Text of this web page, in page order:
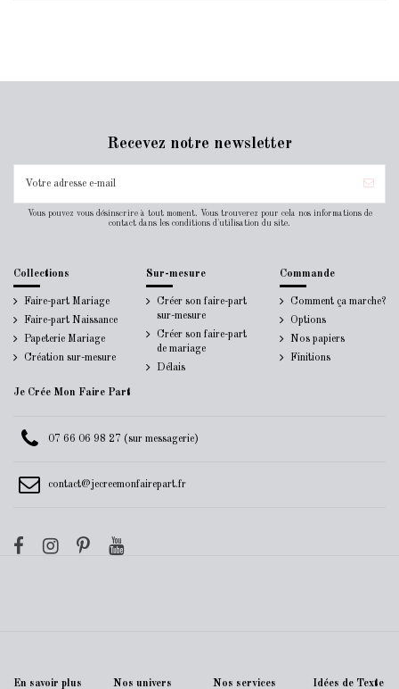
Recevez notre newsletter
Vous pouvez vous désinscrire à tout moment. Vous trouverez pour cela nos informations de
contact dans les conditions d'utilisation du site.
Collections
Faire-part Mariage
Faire-part Naissance
Papeterie Mariage
Création sur-mesure
Sur-mesure
Créer son faire-part
sur-mesure
Créer son faire-part
de mariage
Délais
Commande
Comment ça marche?
Options
Nos papiers
Finitions
Je Crée Mon Faire Part
07 66 06 98 27 (sur messagerie)
contact@jecreemonfairepart.fr
En savoir plus Nos univers Nos services Idées de Texte